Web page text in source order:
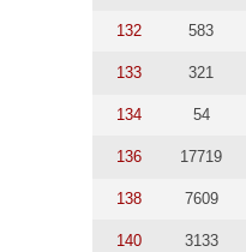
132 583
133 321
134 54
136 17719
138 7609
140 3133